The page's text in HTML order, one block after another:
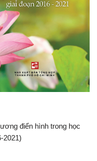
điển hình trong học
2021)